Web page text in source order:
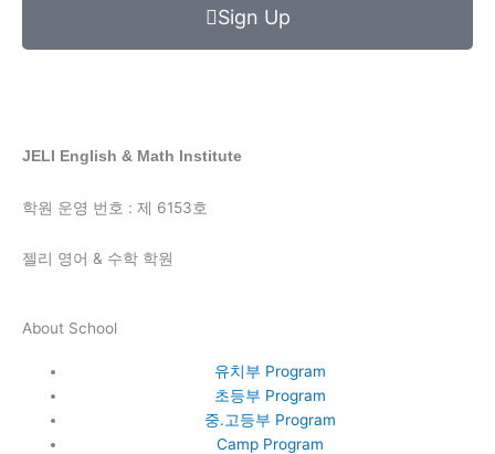
Sign Up
JELI English & Math Institute
학원 운영 번호 : 제 6153호
젤리 영어 & 수학 학원
About School
유치부 Program
초등부 Program
중.고등부 Program
Camp Program